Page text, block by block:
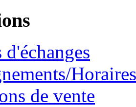
d'échanges
Horaires
de vente